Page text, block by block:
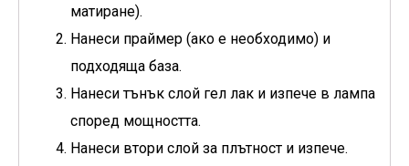
матиране).
Нанеси праймер (ако е необходимо) и
подходяща база.
Нанеси тънък слой гел лак и изпече в лампа
според мощността.
Нанеси втори слой за плътност и изпече.